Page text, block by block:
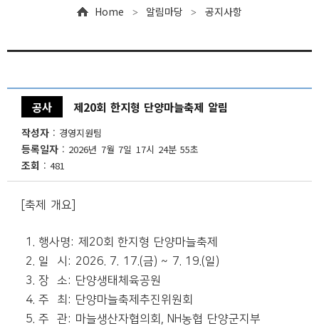
인권침해 구제절차
Home > 알림마당 > 공지사항
공사 제20회 한지형 단양마늘축제 알림
작성자 경영지원팀
등록일자 2026년 7월 7일 17시 24분 55초
조회 481
[축제 개요]
1. 행사명: 제20회 한지형 단양마늘축제
2. 일 시: 2026. 7. 17.(금) ~ 7. 19.(일)
3. 장 소: 단양생태체육공원
4. 주 최: 단양마늘축제추진위원회
5. 주 관: 마늘생산자협의회, NH농협 단양군지부